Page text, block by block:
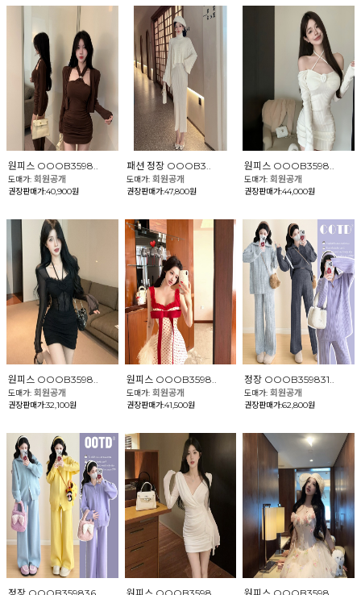
원피스 OOOB3598..
도매가: 회원공개
권장판매가:40,900원
패션 정장 OOOB3..
도매가: 회원공개
권장판매가:47,800원
원피스 OOOB3598..
도매가:회원공개
권장판매가:44,000원
원피스 OOOB3598..
도매가: 회원공개
권장판매가:32,100원
원피스 OOOB3598..
도매가: 회원공개
권장판매가:41,500원
정장 OOOB359831..
도매가:회원공개
권장판매가:62,800원